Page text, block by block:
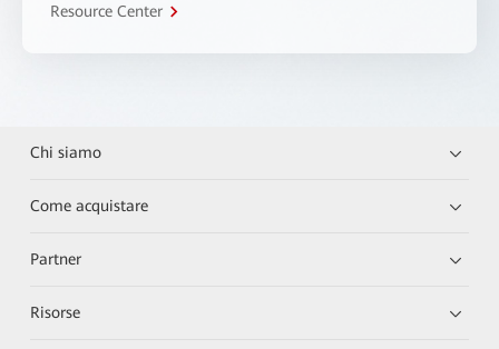
Resource Center
Chi siamo
Come acquistare
Partner
Risorse